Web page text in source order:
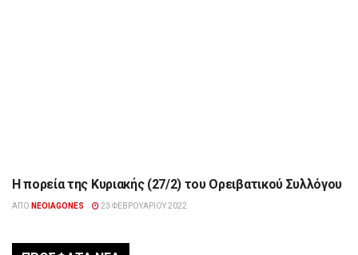
ΔΙΆΦΟΡΑ
Η πορεία της Κυριακής (27/2) του Ορειβατικού Συλλόγου
ΑΠΌ NEOIAGONES 23 ΦΕΒΡΟΥΑΡΊΟΥ 2022